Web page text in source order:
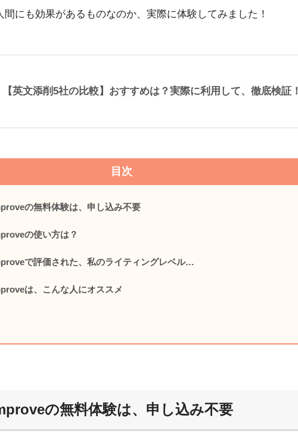
間にも効果があるものなのか、実際に体験してみました！
【英文添削5社の比較】おすすめは？実際に利用して、徹底検証！
目次
の無料体験は、申し込み不要
の使い方は？
で評価された、私のライティングレベル…
は、こんな人にオススメ
の無料体験は、申し込み不要